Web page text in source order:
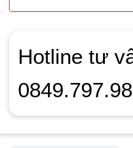
Hotline tư